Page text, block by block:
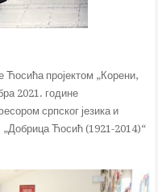
пројектом „Корени,
2021. године
српског језика и
Ћосић (1921-2014)“